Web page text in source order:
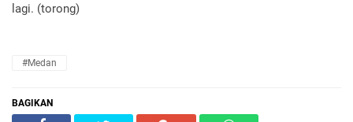
lagi. (torong)
#Medan
BAGIKAN